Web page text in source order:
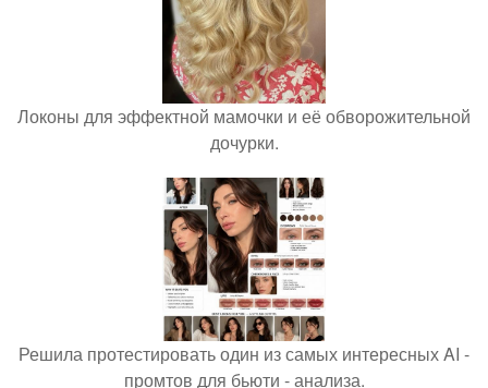
Локоны для эффектной мамочки и её обворожительной
дочурки.
Решила протестировать один из самых интересных AI -
промтов для бьюти - анализа.